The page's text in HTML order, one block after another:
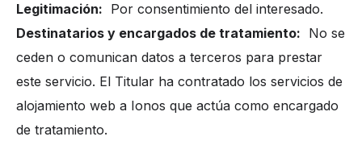
Legitimación: Por consentimiento del interesado.
Destinatarios y encargados de tratamiento: No se
ceden o comunican datos a terceros para prestar
este servicio. El Titular ha contratado los servicios de
alojamiento web a Ionos que actúa como encargado
de tratamiento.